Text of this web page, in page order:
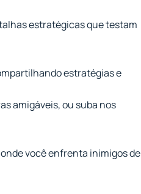
estratégicas que testam
estratégias e
amigáveis, ou suba nos
você enfrenta inimigos de